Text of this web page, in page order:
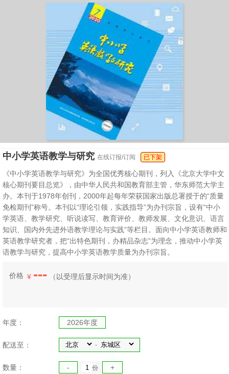
中小学英语教学与研究在线订报/订阅 已下架
《中小学英语教学与研究》为全国优秀核心期刊，列入《北京大学中文
核心期刊要目总览》，由中华人民共和国教育部主管，华东师范大学主
办。本刊于1978年创刊，2000年起每年荣获国家出版总署授于的“质量
免检期刊”称号。本刊以“理论引领，实践指导”为办刊宗旨，设有“中小
学英语、教学研究、听说读写、教育评价、教师发展、文化意识、语言
知识、国内外先进外语教学理论与实践”等栏目。面向中小学英语教师和
英语教学研究者，把“出特色期刊，办精品杂志”为理念，推动中小学英
语教学与研究，提高中小学英语教学质量为办刊宗旨。
价格 ¥ --- （ 以受理后显示时间为准）
年度： 2026年度
配送至： -
数量： - 份 +